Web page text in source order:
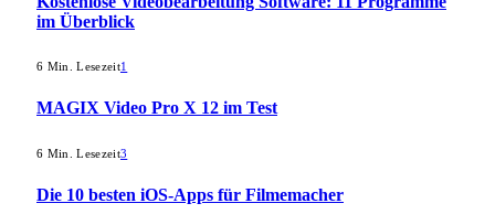
im Überblick
6 Min. Lesezeit1
MAGIX Video Pro X 12 im Test
6 Min. Lesezeit3
Die 10 besten iOS-Apps für Filmemacher